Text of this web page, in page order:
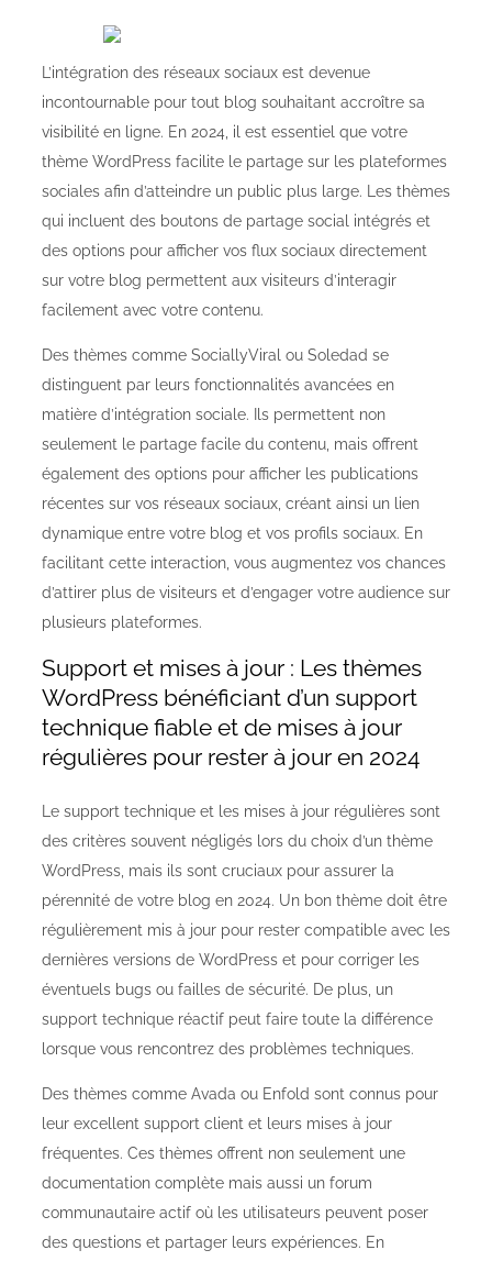
L’intégration des réseaux sociaux est devenue
incontournable pour tout blog souhaitant accroître sa
visibilité en ligne. En 2024, il est essentiel que votre
thème WordPress facilite le partage sur les plateformes
sociales afin d’atteindre un public plus large. Les thèmes
qui incluent des boutons de partage social intégrés et
des options pour afficher vos flux sociaux directement
sur votre blog permettent aux visiteurs d’interagir
facilement avec votre contenu.
Des thèmes comme SociallyViral ou Soledad se
distinguent par leurs fonctionnalités avancées en
matière d’intégration sociale. Ils permettent non
seulement le partage facile du contenu, mais offrent
également des options pour afficher les publications
récentes sur vos réseaux sociaux, créant ainsi un lien
dynamique entre votre blog et vos profils sociaux. En
facilitant cette interaction, vous augmentez vos chances
d’attirer plus de visiteurs et d’engager votre audience sur
plusieurs plateformes.
Support et mises à jour : Les thèmes
WordPress bénéficiant d’un support
technique fiable et de mises à jour
régulières pour rester à jour en 2024
Le support technique et les mises à jour régulières sont
des critères souvent négligés lors du choix d’un thème
WordPress, mais ils sont cruciaux pour assurer la
pérennité de votre blog en 2024. Un bon thème doit être
régulièrement mis à jour pour rester compatible avec les
dernières versions de WordPress et pour corriger les
éventuels bugs ou failles de sécurité. De plus, un
support technique réactif peut faire toute la différence
lorsque vous rencontrez des problèmes techniques.
Des thèmes comme Avada ou Enfold sont connus pour
leur excellent support client et leurs mises à jour
fréquentes. Ces thèmes offrent non seulement une
documentation complète mais aussi un forum
communautaire actif où les utilisateurs peuvent poser
des questions et partager leurs expériences. En